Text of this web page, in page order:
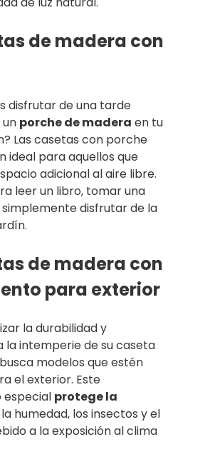
de madera con
disfrutar de una tarde
porche de madera en tu
Las casetas con porche
ideal para aquellos que
adicional al aire libre.
leer un libro, tomar una
disfrutar de la
de madera con
para exterior
la durabilidad y
la intemperie de su caseta
modelos que estén
el exterior. Este
protege la
humedad, los insectos y el
a la exposición al clima